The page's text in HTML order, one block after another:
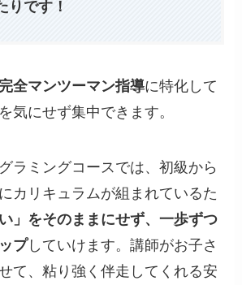
りです！
完全マンツーマン指導に特化して
気にせず集中できます。
ラミングコースでは、初級から
カリキュラムが組まれているた
い」をそのままにせず、一歩ずつ
プしていけます。講師がお子さ
て、粘り強く伴走してくれる安